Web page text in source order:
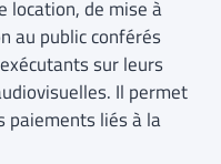
location, de mise à
au public conférés
sur leurs
Il permet
paiements liés à la